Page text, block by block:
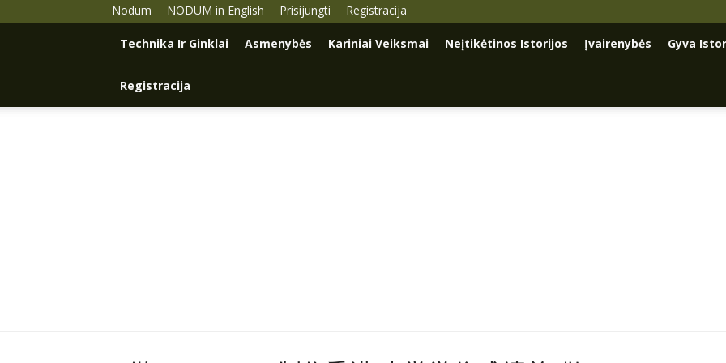
Nodum NODUM in English Prisijungti Registracija
Technika Ir Ginklai Asmenybės Kariniai Veiksmai Neįtikėtinos Istorijos Įvairenybės Gyva
Registracija